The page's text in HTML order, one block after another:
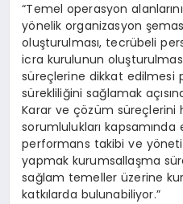
“Temel operasyon
yönelik organizasyon
oluşturulması, tecrübeli
icra kurulunun
süreçlerine dikkat edilmesi
sürekliliğini sağlamak
Karar ve çözüm süreçlerini
sorumlulukları
performans takibi ve
yapmak kurumsallaşma
sağlam temeller üzerine
katkılarda bulunabiliyor.”